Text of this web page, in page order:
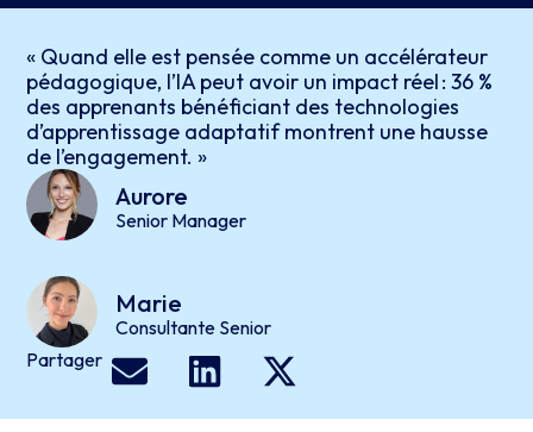
« Quand elle est pensée comme un accélérateur
pédagogique, l’IA peut avoir un impact réel : 36 %
des apprenants bénéficiant des technologies
d’apprentissage adaptatif montrent une hausse
de l’engagement. »
Aurore
Senior Manager
Marie
Consultante Senior
Partager